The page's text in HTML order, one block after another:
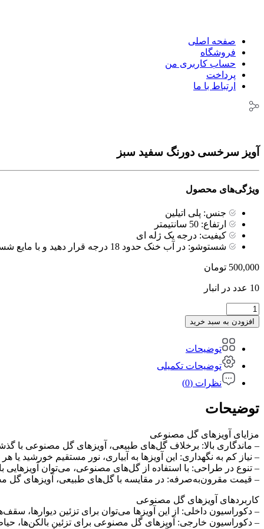
صفحه اصلی
فروشگاه
حساب کاربری من
پرداخت
ارتباط با ما
آویز سرخسی دورنگ سفید سبز
ویژگی‌های محصول
جنس: پلی اتیلین
ارتفاع: 50 سانتیمتر
کیفیت: درجه یک ژله ای
شستوشو: در آب خنک حدود 18 درجه قرار دهید و با مایع شستشوی کم اسیدیته آرام‌ بشویید و بعد خشک کنید
500,000 تومان
10 عدد در انبار
آویز
سرخسی
دورنگ
سبز
افزودن به سبد خرید
توضیحات
توضیحات تکمیلی
نظرات (0)
توضیحات
مزایای آویزهای گل مصنوعی
– ماندگاری بالا: برخلاف گل‌های طبیعی، آویزهای گل مصنوعی
– نیاز کم به نگهداری: این آویزها به آبیاری، نور مستقیم خورشید یا
– تنوع در طراحی: با استفاده از گل‌های مصنوعی، می‌توان
– قیمت مقرون‌به‌صرفه: در مقایسه با گل‌های طبیعی، آویزهای گل
کاربردهای آویزهای گل مصنوعی
– دکوراسیون داخلی: از این آویزها می‌توان برای تزئین دیوارها،
– دکوراسیون خارجی: آویزهای گل مصنوعی برای تزئین بالکن‌ها،